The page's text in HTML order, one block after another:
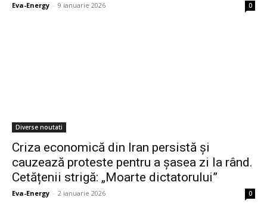
Eva-Energy - 9 ianuarie 2026 0
Diverse noutati
Criza economică din Iran persistă și
cauzează proteste pentru a șasea zi la rând.
Cetățenii strigă: „Moarte dictatorului”
Eva-Energy - 2 ianuarie 2026 0